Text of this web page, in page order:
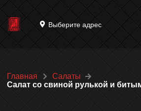
Выберите адрес
Главная Салаты
Салат со свиной рулькой и